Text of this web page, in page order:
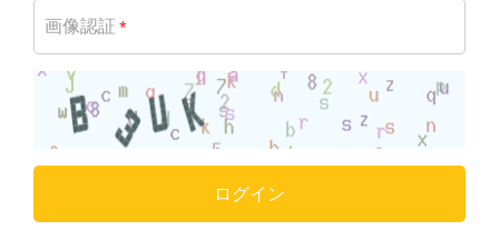
画像認証 *
ログイン